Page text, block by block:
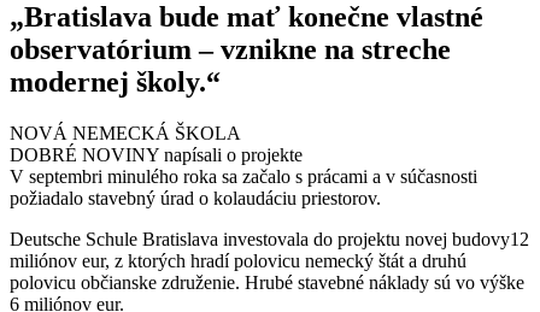
„Bratislava bude mať konečne vlastné
observatórium – vznikne na streche
modernej školy.“
NOVÁ NEMECKÁ ŠKOLA
DOBRÉ NOVINY napísali o projekte
V septembri minulého roka sa začalo s prácami a v súčasnosti
požiadalo stavebný úrad o kolaudáciu priestorov.
Deutsche Schule Bratislava investovala do projektu novej budovy12
miliónov eur, z ktorých hradí polovicu nemecký štát a druhú
polovicu občianske združenie. Hrubé stavebné náklady sú vo výške
6 miliónov eur.